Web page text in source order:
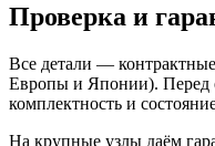
Проверка и
Все детали —
Европы и Японии). Перед
комплектность и
На крупные узлы даём